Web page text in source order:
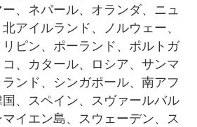
、ネパール、オランダ、ニュ
アイルランド、ノルウェー、
ピン、ポーランド、ポルトガ
、カタール、ロシア、サンマ
ンド、シンガポール、南アフ
国、スペイン、スヴァールバル
イエン島、スウェーデン、ス